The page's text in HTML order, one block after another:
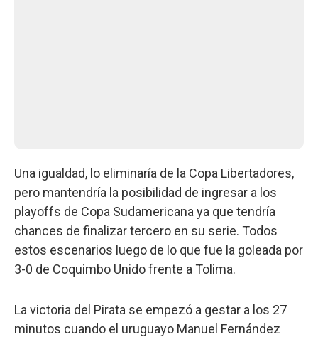
Una igualdad, lo eliminaría de la Copa Libertadores,
pero mantendría la posibilidad de ingresar a los
playoffs de Copa Sudamericana ya que tendría
chances de finalizar tercero en su serie. Todos
estos escenarios luego de lo que fue la goleada por
3-0 de Coquimbo Unido frente a Tolima.
La victoria del Pirata se empezó a gestar a los 27
minutos cuando el uruguayo Manuel Fernández